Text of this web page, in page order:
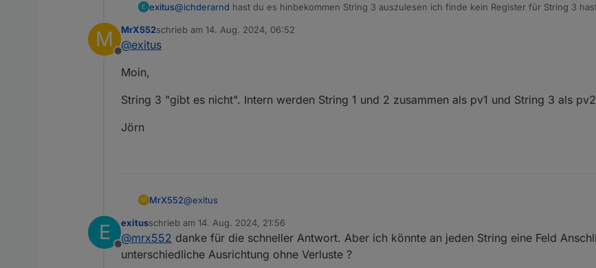
E exitus@ichderarnd hast du es hinbekommen String 3 auszulesen ich finde kein Register für String 3
M
Offline
MrX552schrieb am 14. Aug. 2024, 06:52
zuletzt editiert von
@exitus
Moin,
String 3 "gibt es nicht". Intern werden String 1 und 2 zusammen als pv1 und String 3 als
Jörn
M MrX552@exitus
Moin,
String 3 "gibt es nicht". Intern werden String 1 und 2 zusammen als pv1 und String 3 als pv2
E
Offline
exitusschrieb am 14. Aug. 2024, 21:56
zuletzt editiert von
@mrx552 danke für die schneller Antwort. Aber ich könnte an jeden String eine Feld
unterschiedliche Ausrichtung ohne Verluste ?